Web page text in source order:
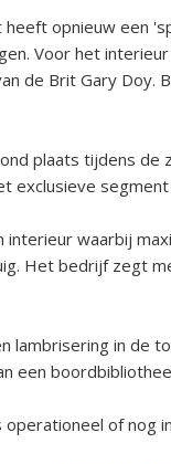
heeft opnieuw een
Voor het interieur
de Brit Gary Doy.
plaats tijdens de
exclusieve
waarbij
Het bedrijf zegt
lambrisering in de
een
operationeel of nog